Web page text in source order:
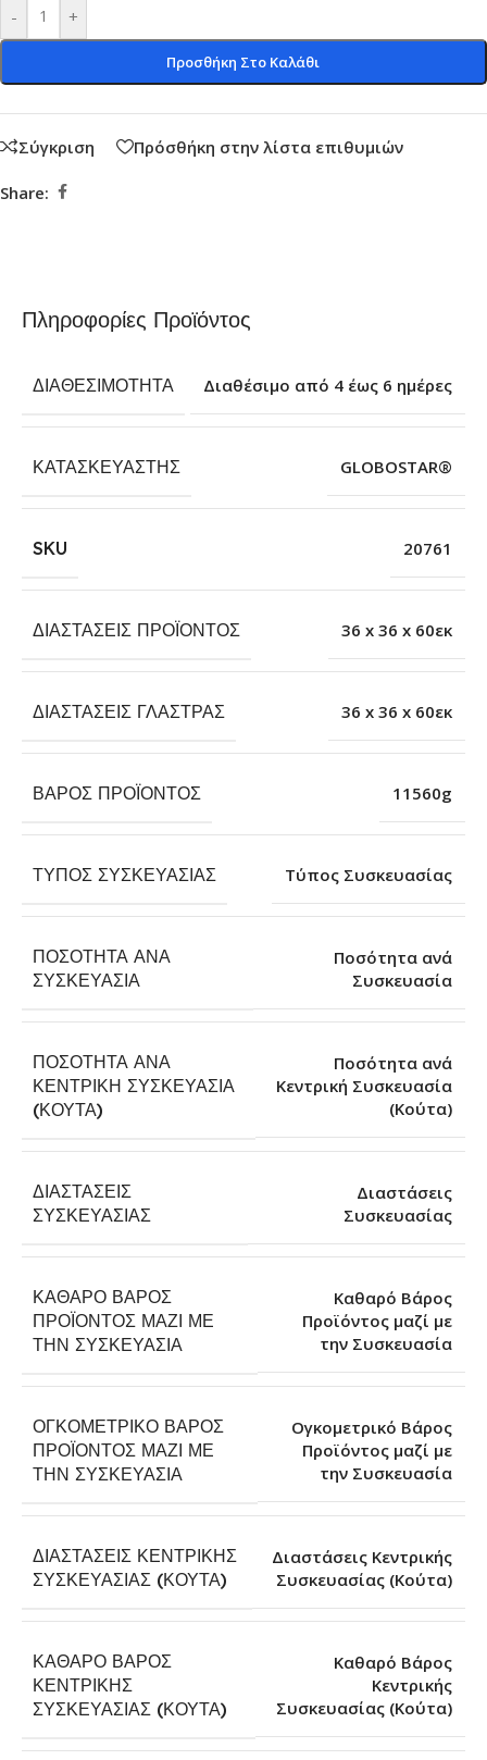
- +
Προσθήκη Στο Καλάθι
Σύγκριση Πρόσθήκη στην λίστα επιθυμιών
Share:
Πληροφορίες Προϊόντος
ΔΙΑΘΕΣΙΜΌΤΗΤΑ Διαθέσιμο από 4 έως 6 ημέρες
ΚΑΤΑΣΚΕΥΑΣΤΉΣ GLOBOSTAR®
SKU 20761
ΔΙΑΣΤΆΣΕΙΣ ΠΡΟΪΌΝΤΟΣ 36 x 36 x 60εκ
ΔΙΑΣΤΆΣΕΙΣ ΓΛΆΣΤΡΑΣ 36 x 36 x 60εκ
ΒΆΡΟΣ ΠΡΟΪΌΝΤΟΣ 11560g
ΤΎΠΟΣ ΣΥΣΚΕΥΑΣΊΑΣ Τύπος Συσκευασίας
ΠΟΣΌΤΗΤΑ ΑΝΆ
ΣΥΣΚΕΥΑΣΊΑ
Ποσότητα ανά
Συσκευασία
ΠΟΣΌΤΗΤΑ ΑΝΆ
ΚΕΝΤΡΙΚΉ ΣΥΣΚΕΥΑΣΊΑ
(ΚΟΎΤΑ)
Ποσότητα ανά
Κεντρική Συσκευασία
(Κούτα)
ΔΙΑΣΤΆΣΕΙΣ
ΣΥΣΚΕΥΑΣΊΑΣ
Διαστάσεις
Συσκευασίας
ΚΑΘΑΡΌ ΒΆΡΟΣ
ΠΡΟΪΌΝΤΟΣ ΜΑΖΊ ΜΕ
ΤΗΝ ΣΥΣΚΕΥΑΣΊΑ
Καθαρό Βάρος
Προϊόντος μαζί με
την Συσκευασία
ΟΓΚΟΜΕΤΡΙΚΌ ΒΆΡΟΣ
ΠΡΟΪΌΝΤΟΣ ΜΑΖΊ ΜΕ
ΤΗΝ ΣΥΣΚΕΥΑΣΊΑ
Ογκομετρικό Βάρος
Προϊόντος μαζί με
την Συσκευασία
ΔΙΑΣΤΆΣΕΙΣ ΚΕΝΤΡΙΚΉΣ
ΣΥΣΚΕΥΑΣΊΑΣ (ΚΟΎΤΑ)
Διαστάσεις Κεντρικής
Συσκευασίας (Κούτα)
ΚΑΘΑΡΌ ΒΆΡΟΣ
ΚΕΝΤΡΙΚΉΣ
ΣΥΣΚΕΥΑΣΊΑΣ (ΚΟΎΤΑ)
Καθαρό Βάρος
Κεντρικής
Συσκευασίας (Κούτα)